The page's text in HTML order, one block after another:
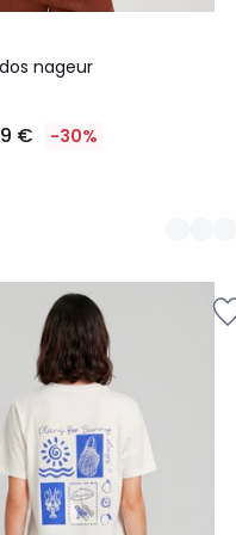
nageur
€ -30%